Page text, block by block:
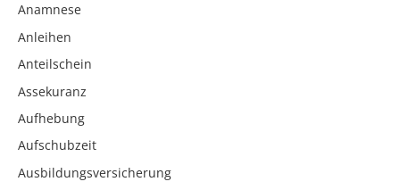
Anamnese
Anleihen
Anteilschein
Assekuranz
Aufhebung
Aufschubzeit
Ausbildungsversicherung